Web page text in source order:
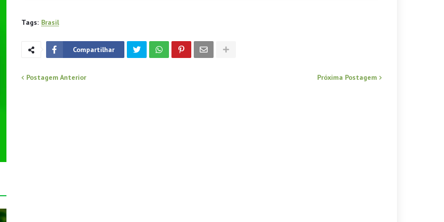
Tags: Brasil
Compartilhar
Postagem Anterior Próxima Postagem